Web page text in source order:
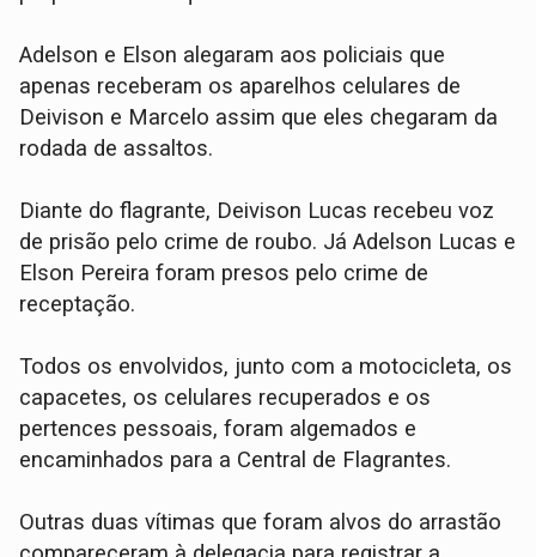
​Adelson e Elson alegaram aos policiais que
apenas receberam os aparelhos celulares de
Deivison e Marcelo assim que eles chegaram da
rodada de assaltos.
​Diante do flagrante, Deivison Lucas recebeu voz
de prisão pelo crime de roubo. Já Adelson Lucas e
Elson Pereira foram presos pelo crime de
receptação.
​Todos os envolvidos, junto com a motocicleta, os
capacetes, os celulares recuperados e os
pertences pessoais, foram algemados e
encaminhados para a Central de Flagrantes.
Outras duas vítimas que foram alvos do arrastão